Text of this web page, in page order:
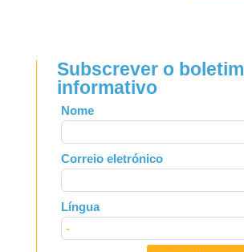
Subscrever o boletim
informativo
Leave
this
field
blank
Nome
Correio eletrónico
Língua